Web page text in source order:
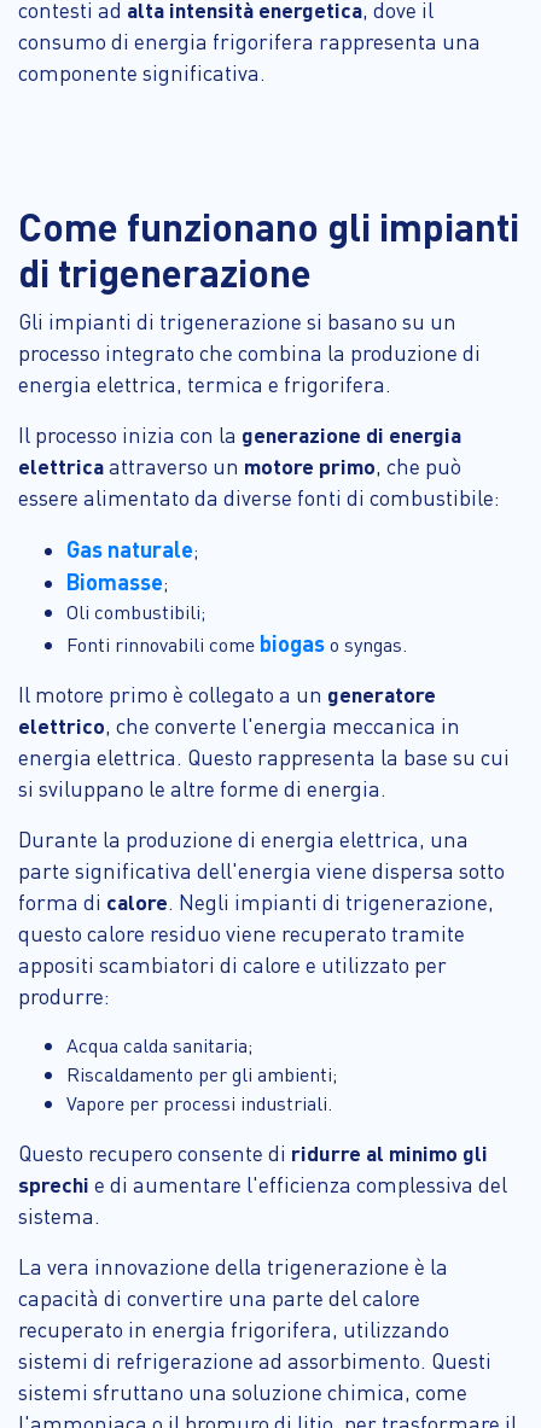
contesti ad alta intensità energetica, dove il
consumo di energia frigorifera rappresenta una
componente significativa.
Come funzionano gli impianti
di trigenerazione
Gli impianti di trigenerazione si basano su un
processo integrato che combina la produzione di
energia elettrica, termica e frigorifera.
Il processo inizia con la generazione di energia
elettricaattraverso un motore primo, che può
essere alimentato da diverse fonti di combustibile:
Gas naturale;
Biomasse;
Oli combustibili;
Fonti rinnovabili come biogaso syngas.
Il motore primo è collegato a un generatore
elettrico, che converte l'energia meccanica in
energia elettrica. Questo rappresenta la base su cui
si sviluppano le altre forme di energia.
Durante la produzione di energia elettrica, una
parte significativa dell'energia viene dispersa sotto
forma di calore. Negli impianti di trigenerazione,
questo calore residuo viene recuperato tramite
appositi scambiatori di calore e utilizzato per
produrre:
Acqua calda sanitaria;
Riscaldamento per gli ambienti;
Vapore per processi industriali.
Questo recupero consente di ridurre al minimo gli
sprechi e di aumentare l'efficienza complessiva del
sistema.
La vera innovazione della trigenerazione è la
capacità di convertire una parte del calore
recuperato in energia frigorifera, utilizzando
sistemi di refrigerazione ad assorbimento. Questi
sistemi sfruttano una soluzione chimica, come
l'ammoniaca o il bromuro di litio, per trasformare il